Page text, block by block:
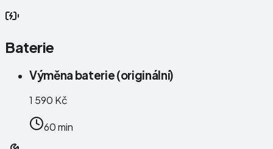
Baterie
Výměna baterie (originální)
1 590 Kč
60 min